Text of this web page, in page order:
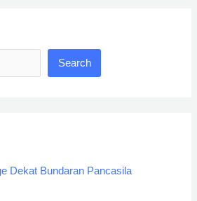
Search
Dekat Bundaran Pancasila